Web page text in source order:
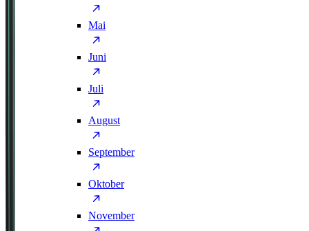
Mai
Juni
Juli
August
September
Oktober
November